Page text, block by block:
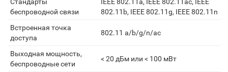
беспроводной связи
802.11b, IEEE 802.11g, IEEE 802.11n
Встроенная точка
доступа
802.11 a/b/g/n/ас
Выходная мощность,
беспроводные сети
< 20 дБм или < 100 мВт